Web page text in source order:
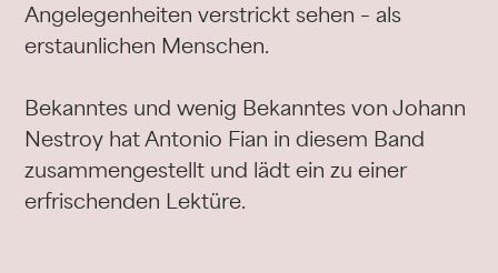
Angelegenheiten verstrickt sehen – als
erstaunlichen Menschen.
Bekanntes und wenig Bekanntes von Johann
Nestroy hat Antonio Fian in diesem Band
zusammengestellt und lädt ein zu einer
erfrischenden Lektüre.